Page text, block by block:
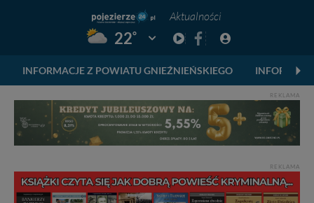
Aktualności
22° Pogoda: Gniezno
INFORMACJE Z POWIATU GNIEŹNIEŃSKIEGO
REKLAMA
REKLAMA